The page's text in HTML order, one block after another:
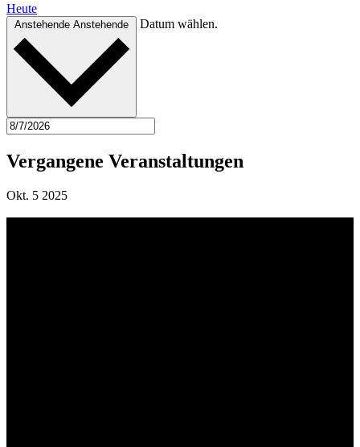
Heute
Anstehende Anstehende Datum wählen.
Vergangene Veranstaltungen
Okt. 5 2025